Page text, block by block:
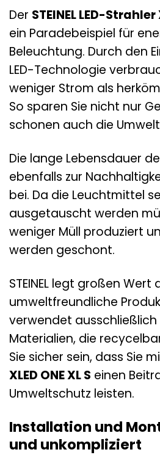
Der STEINEL LED-Strahler
ein Paradebeispiel für
Beleuchtung. Durch den
LED-Technologie
weniger Strom als
So sparen Sie nicht nur
schonen auch die
Die lange Lebensdauer
ebenfalls zur
bei. Da die Leuchtmittel
ausgetauscht werden
weniger Müll produziert
werden geschont.
STEINEL legt großen Wert
umweltfreundliche
verwendet
Materialien, die
Sie sicher sein, dass Sie
XLED ONE XL S einen
Umweltschutz leisten.
Installation und
und unkompliziert